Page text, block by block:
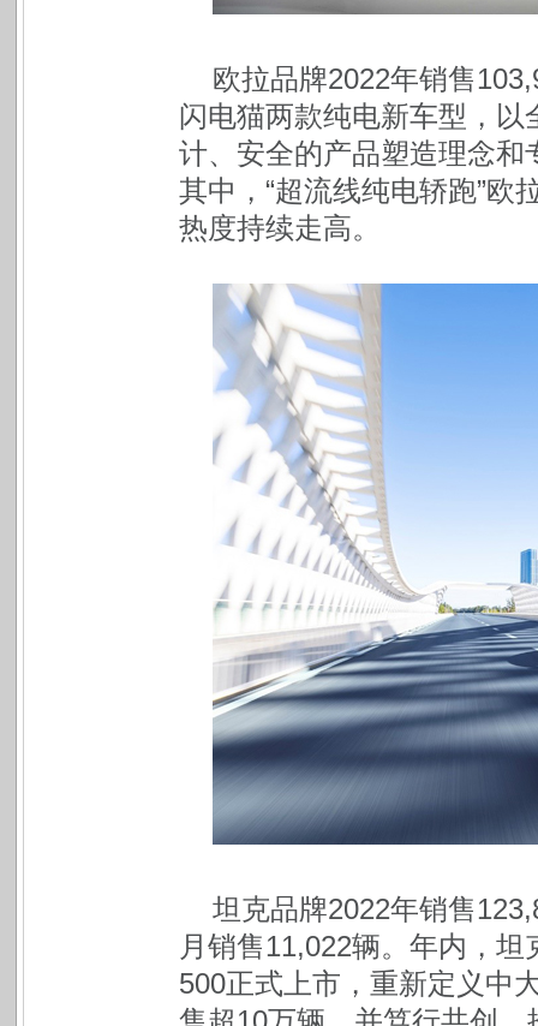
欧拉品牌2022年销售
闪电猫两款纯电新车型，
计、安全的产品塑造理念
其中，“超流线纯电轿跑”欧
热度持续走高。
坦克品牌2022年销售
月销售11,022辆。年内，
500正式上市，重新定义中